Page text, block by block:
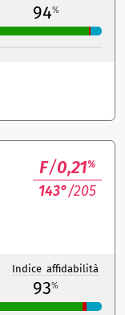
94%
F/0,21%
143°/205
Indice affidabilità
93%